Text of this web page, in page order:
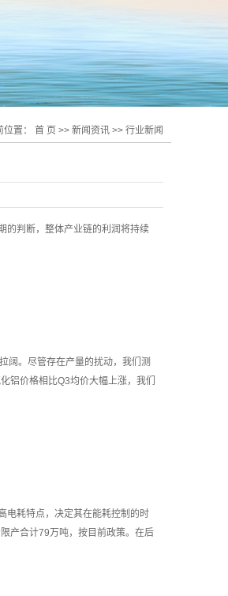
位置： 首 页 >> 新闻资讯 >> 行业新闻
判断，整体产业链的利润将持续
。尽管存在产量的扰动，我们测
铝价格相比Q3均价大幅上涨，我们
耗特点，决定其在能耗控制的时
产合计79万吨，按目前政策。在后